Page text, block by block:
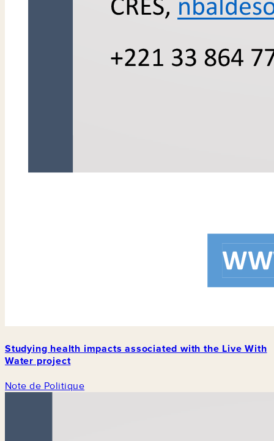
Studying health impacts associated with the Live With
Water project
Note de Politique